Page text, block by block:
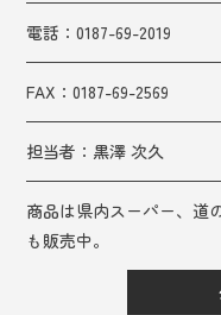
電話：0187-69-2019
FAX：0187-69-2569
担当者： 黒澤 次久
商品は県内スーパー、道
も販売中。